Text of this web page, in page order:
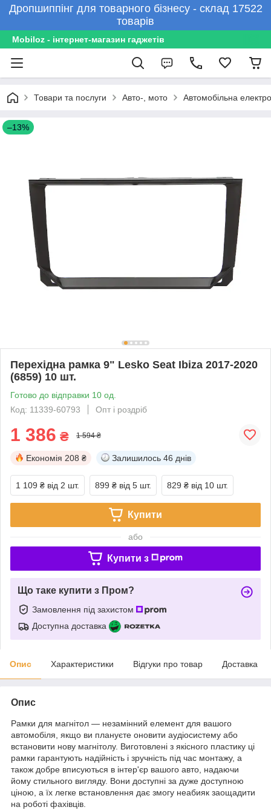
Дропшиппінг для товарного бізнесу - склад 17522
товарів
Mobiloz - інтернет-магазин гаджетів
Товари та послуги Авто-, мото Автомобільна
–13%
Перехідна рамка 9" Lesko Seat Ibiza 2017-2020
(6859) 10 шт.
Готово до відправки 10 од.
Код: 11339-60793
Опт і роздріб
1 386 ₴ 1 594 ₴
Економія 208 ₴ Залишилось 46 днів
1 109 ₴ від 2 шт. 899 ₴ від 5 шт. 829 ₴ від 10 шт.
Купити
або
Купити з
Що таке купити з Пром?
Замовлення під захистом
Доступна доставка
Опис Характеристики Відгуки про товар Доставка
Опис
Рамки для магнітол — незамінний елемент для вашого
автомобіля, якщо ви плануєте оновити аудіосистему або
встановити нову магнітолу. Виготовлені з якісного пластику ці
рамки гарантують надійність і зручність під час монтажу, а
також добре вписуються в інтер'єр вашого авто, надаючи
йому стильного вигляду. Вони доступні за дуже доступною
ціною, а їх легке встановлення дає змогу неабияк заощадити
на роботі фахівців.